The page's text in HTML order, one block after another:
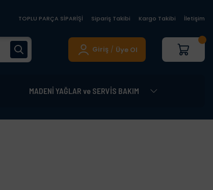
TOPLU PARÇA SİPARİŞİ Sipariş Takibi Kargo Takibi İletişim
Giriş / Üye Ol
MADENİ YAĞLAR ve SERVİS BAKIM